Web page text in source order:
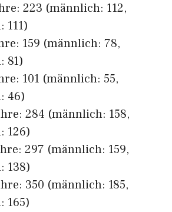
223 (männlich: 112,
111)
159 (männlich: 78,
81)
101 (männlich: 55,
46)
284 (männlich: 158,
126)
297 (männlich: 159,
138)
350 (männlich: 185,
165)